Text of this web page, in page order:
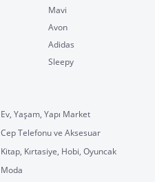
Mavi
Avon
Adidas
Sleepy
Ev, Yaşam, Yapı Market
Cep Telefonu ve Aksesuar
Kitap, Kırtasiye, Hobi, Oyuncak
Moda